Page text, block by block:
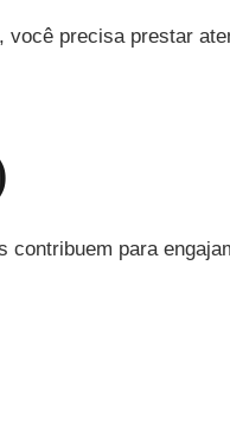
precisa prestar
para